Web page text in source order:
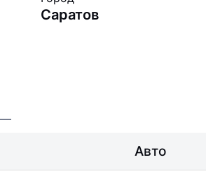
Саратов
Авто